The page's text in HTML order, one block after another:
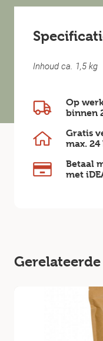
Inhoud ca. 1,5 kg
Op
binnen
Gratis
max. 24
Betaal
met